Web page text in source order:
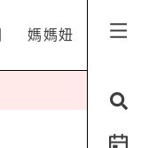
媽媽妞